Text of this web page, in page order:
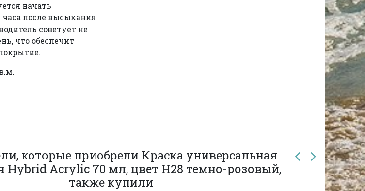
начать
часа после высыхания
советует не
что обеспечит
которые приобрели Краска универсальная
Hybrid Acrylic 70 мл, цвет H28 темно-розовый,
также купили